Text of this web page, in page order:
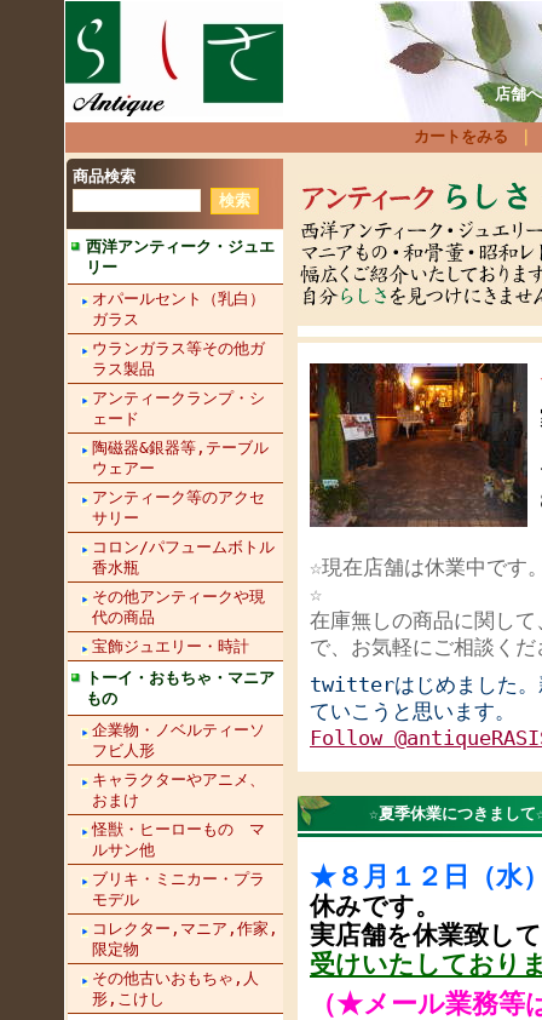
店舗
カートをみる
商品検索
西洋アンティーク・ジュエ
リー
オパールセント（乳白）
ガラス
ウランガラス等その他ガ
ラス製品
アンティークランプ・シ
ェード
陶磁器&銀器等,テーブル
ウェアー
アンティーク等のアクセ
サリー
コロン/パフュームボトル
香水瓶
その他アンティークや現
代の商品
宝飾ジュエリー・時計
トーイ・おもちゃ・マニア
もの
企業物・ノベルティーソ
フビ人形
キャラクターやアニメ、
おまけ
怪獣・ヒーローもの マ
ルサン他
ブリキ・ミニカー・プラ
モデル
コレクター,マニア,作家,
限定物
その他古いおもちゃ,人
形,こけし
☆現在店舗は休業中です
☆
在庫無しの商品に関し
で、お気軽にご相談く
twitterはじめました。
ていこうと思います。
Follow
☆夏季休業につきまして
★８月１２日（水
休みです。
実店舗を休業致し
受けいたしており
（★メール業務